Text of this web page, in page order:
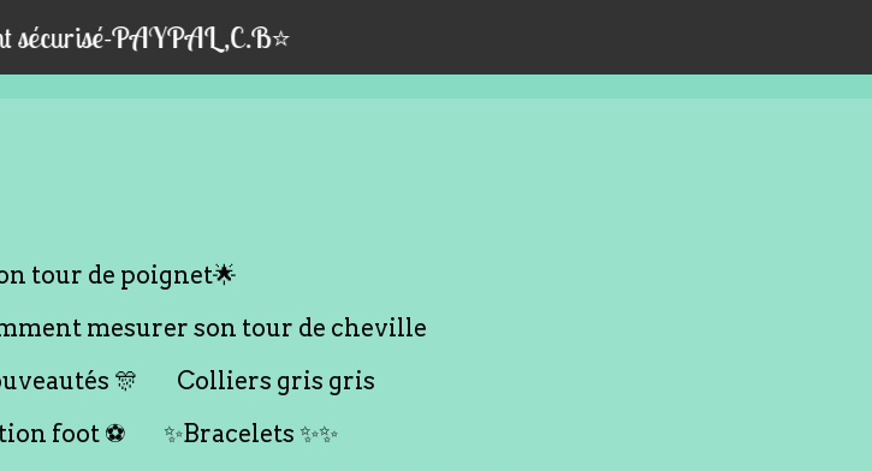
sécurisé-PAYPAL,C.B⭐️
tour de poignet🌟
mesurer son tour de cheville
🎊
Colliers gris gris
foot ⚽️
✨Bracelets ✨✨